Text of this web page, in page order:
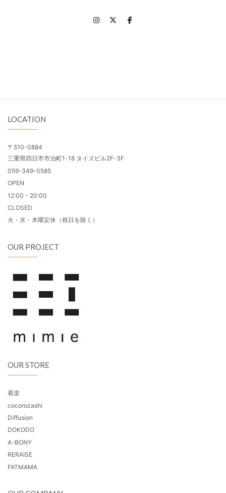
LOCATION
〒510-0884
三重県四日市市泊町1-18 タイズビル2F-3F
059-349-0585
OPEN
12:00 - 20:00
CLOSED
火・水・木曜定休（祝日を除く）
OUR PROJECT
OUR STORE
着楽
cocorozashi
Diffusion
DOKODO
A-BONY
RERAISE
FATMAMA